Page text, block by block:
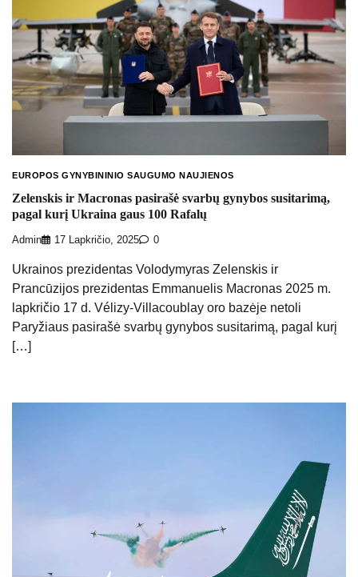
EUROPOS GYNYBININIO SAUGUMO NAUJIENOS
Zelenskis ir Macronas pasirašė svarbų gynybos susitarimą,
pagal kurį Ukraina gaus 100 Rafalų
Admin 17 Lapkričio, 2025 0
Ukrainos prezidentas Volodymyras Zelenskis ir
Prancūzijos prezidentas Emmanuelis Macronas 2025 m.
lapkričio 17 d. Vélizy-Villacoublay oro bazėje netoli
Paryžiaus pasirašė svarbų gynybos susitarimą, pagal kurį
[…]